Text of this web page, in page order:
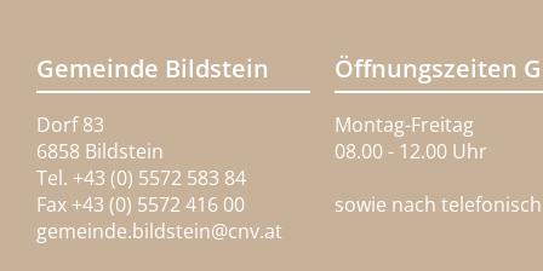
Gemeinde Bildstein
Dorf 83
6858 Bildstein
Tel. +43 (0) 5572 583 84
Fax +43 (0) 5572 416 00
gemeinde.bildstein@cnv.at
Öffnungszeiten
Montag-Freitag
08.00 - 12.00 Uhr
sowie nach